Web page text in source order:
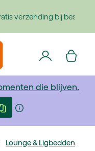
boven €199
die blijven.
Lounge & Ligbedden